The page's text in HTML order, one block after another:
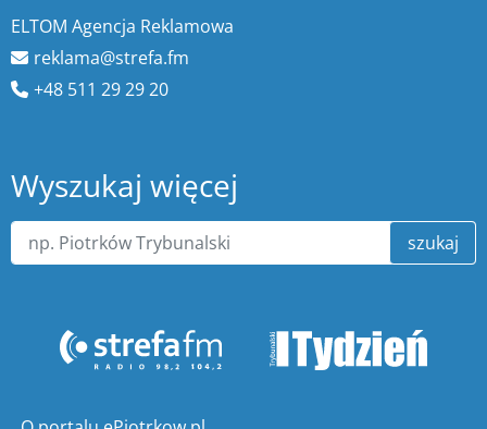
ELTOM Agencja Reklamowa
reklama@strefa.fm
+48 511 29 29 20
Wyszukaj więcej
szukaj